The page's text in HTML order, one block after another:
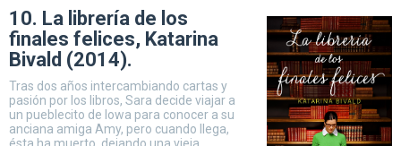
10. La librería de los
finales felices, Katarina
Bivald (2014).
Tras dos años intercambiando cartas y
pasión por los libros, Sara decide viajar a
un pueblecito de Iowa para conocer a su
anciana amiga Amy, pero cuando llega,